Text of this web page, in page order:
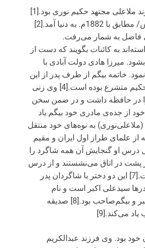
صدیقه دولت آبادی هفتمین فرزند خاتمه بیگم و حاج میرزا هادی و از نوادگان آخوند ملاعلی مجتهد حکیم نوری بود.[1]
وی پس از شش برادر، در اصفهان در20 صفر1300هـ .ق/10 دی ماه 1261 هـ .ش/ مطابق با 1882م. به دنیا آمد.[2]
فاضل به شمار می‌رفت.
به کائنات بگویند که دست از
بشود. میرزا هادی دولت آبادی با
خاتمه بیگم از طرف پدر از این
خاندان و از طرف مادر نوه‌ی ملا علی حکیم نوری است که در روزگار خود اول حکیم متشرع بوده است.[4] وی زنی
را در حافظه ‌داشت و در ضمن سخن
خود از جده‌ی مادری خود بیگم یاد
به نوه‌های خود منتقل
که از علمای طراز اول ایران و مقیم
درس او گنجایش آن همه شاگرد را
در اتاق می‌نشستند و از درس
پدر استفاده می‌کردند که یکی از این دخترها 21 ساله و دیگری 23 ساله بوده است.[7] این دو دختر با شاگردان پدر
سید‌علی اکبر است و نام
همسرش بیگم صاحب بود و مادر صدیقه‌دولت آبادی از نواده‌ی همین میر علی اکبر و بیگم‌صاحب بود.[8] صدیقه
می‌کند.[9]
بود. وی فرزند عبدالکریم